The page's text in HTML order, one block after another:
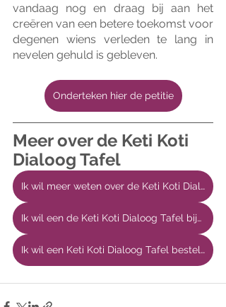
vandaag nog en draag bij aan het
creëren van een betere toekomst voor
degenen wiens verleden te lang in
nevelen gehuld is gebleven.
Onderteken hier de petitie
Meer over de Keti Koti
Dialoog Tafel
Ik wil meer weten over de Keti Koti Dialoog Tafel
Ik wil een de Keti Koti Dialoog Tafel bijwonen
Ik wil een Keti Koti Dialoog Tafel bestellen